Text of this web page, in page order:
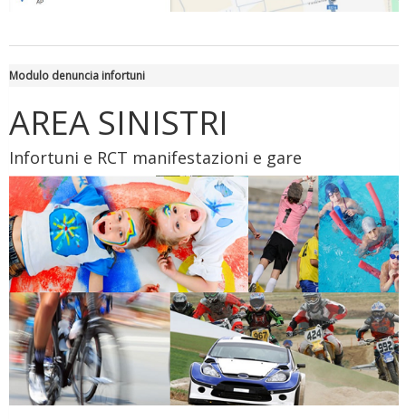
Luglio 2026: "Pensando con i piedi, si possono fare le
rivoluzioni"
Tiziano Pesce a Radio InBlu2000 traccia il bilancio della stagione
Modulo denuncia infortuni
AREA SINISTRI
Infortuni e RCT manifestazioni e gare